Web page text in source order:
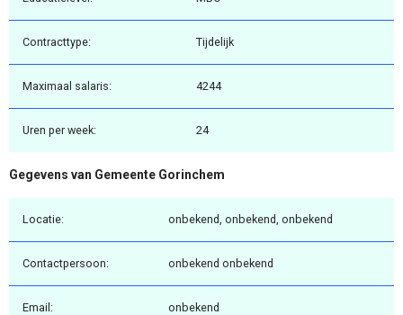
Contracttype: Tijdelijk
Maximaal salaris: 4244
Uren per week: 24
Gegevens van Gemeente Gorinchem
Locatie: onbekend, onbekend, onbekend
Contactpersoon: onbekend onbekend
Email: onbekend